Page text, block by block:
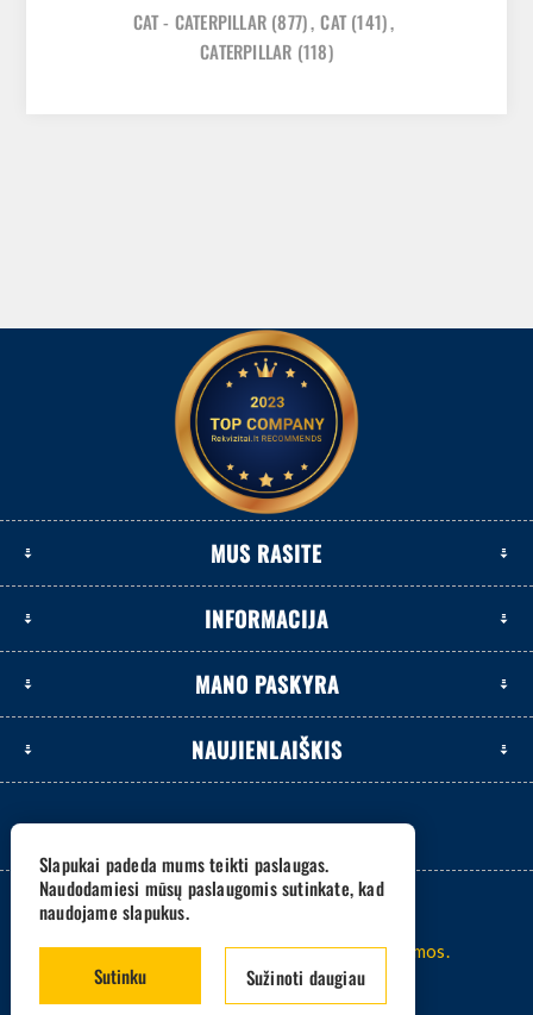
CAT - CATERPILLAR (877), CAT (141),
CATERPILLAR (118)
MUS RASITE
INFORMACIJA
MANO PASKYRA
NAUJIENLAIŠKIS
2026 www.eksetas.lt. Visos teisės saugomos.
Sistema -nopCommerce
Slapukai padeda mums teikti paslaugas.
Naudodamiesi mūsų paslaugomis sutinkate, kad
naudojame slapukus.
Sutinku Sužinoti daugiau